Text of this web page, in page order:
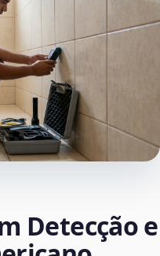
Detecção e